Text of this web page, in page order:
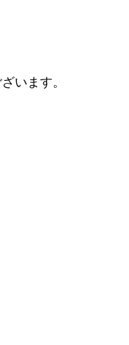
います。